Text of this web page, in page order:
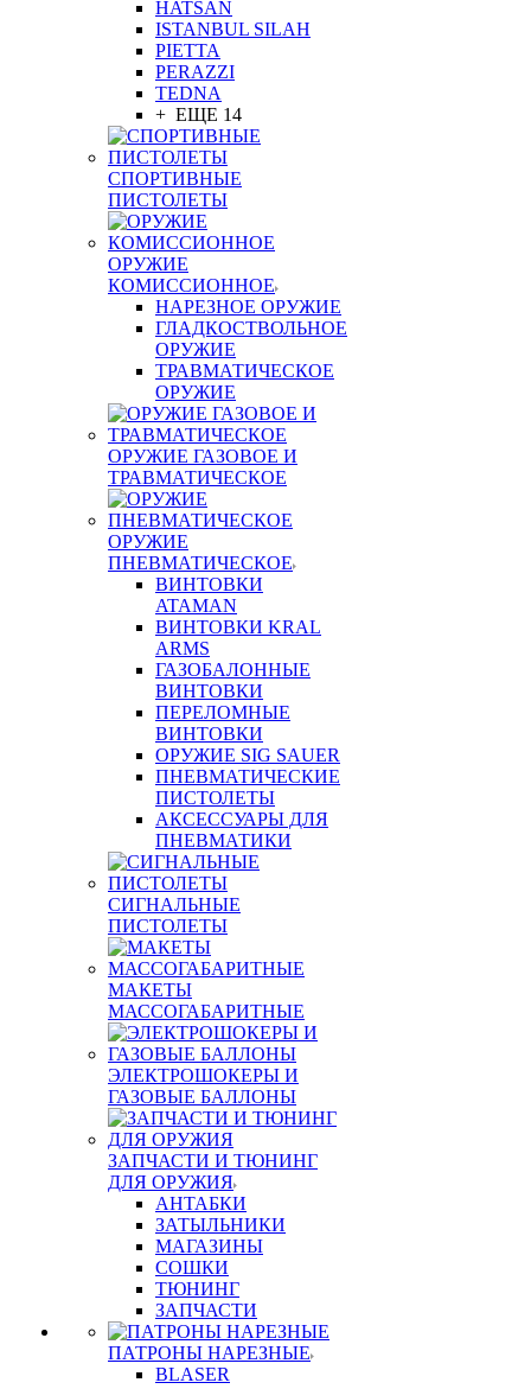
HATSAN
ISTANBUL SILAH
PIETTA
PERAZZI
TEDNA
+ ЕЩЕ 14
СПОРТИВНЫЕ
ПИСТОЛЕТЫ
ОРУЖИЕ
КОМИССИОННОЕ
НАРЕЗНОЕ ОРУЖИЕ
ГЛАДКОСТВОЛЬНОЕ
ОРУЖИЕ
ТРАВМАТИЧЕСКОЕ
ОРУЖИЕ
ОРУЖИЕ ГАЗОВОЕ И
ТРАВМАТИЧЕСКОЕ
ОРУЖИЕ
ПНЕВМАТИЧЕСКОЕ
ВИНТОВКИ
ATAMAN
ВИНТОВКИ KRAL
ARMS
ГАЗОБАЛОННЫЕ
ВИНТОВКИ
ПЕРЕЛОМНЫЕ
ВИНТОВКИ
ОРУЖИЕ SIG SAUER
ПНЕВМАТИЧЕСКИЕ
ПИСТОЛЕТЫ
АКСЕССУАРЫ ДЛЯ
ПНЕВМАТИКИ
СИГНАЛЬНЫЕ
ПИСТОЛЕТЫ
МАКЕТЫ
МАССОГАБАРИТНЫЕ
ЭЛЕКТРОШОКЕРЫ И
ГАЗОВЫЕ БАЛЛОНЫ
ЗАПЧАСТИ И ТЮНИНГ
ДЛЯ ОРУЖИЯ
АНТАБКИ
ЗАТЫЛЬНИКИ
МАГАЗИНЫ
СОШКИ
ТЮНИНГ
ЗАПЧАСТИ
ПАТРОНЫ НАРЕЗНЫЕ
BLASER